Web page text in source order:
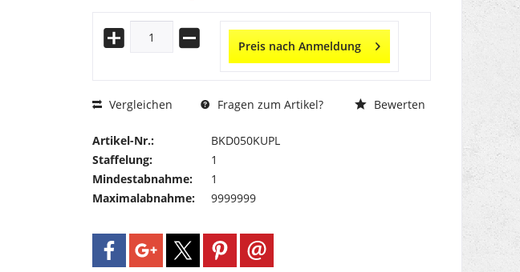
Preis nach Anmeldung
Vergleichen Fragen zum Artikel? Bewerten
Artikel-Nr.:
BKD050KUPL
Staffelung:
1
Mindestabnahme:
1
Maximalabnahme:
9999999